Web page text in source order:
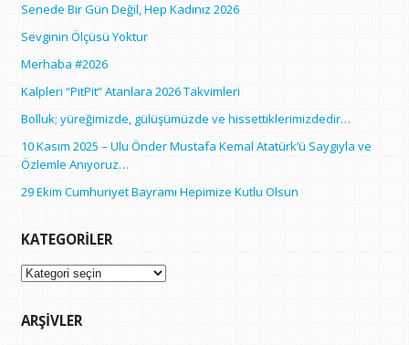
Senede Bir Gün Değil, Hep Kadınız 2026
Sevginin Ölçüsü Yoktur
Merhaba #2026
Kalpleri “PitPit” Atanlara 2026 Takvimleri
Bolluk; yüreğimizde, gülüşümüzde ve hissettiklerimizdedir…
10 Kasım 2025 – Ulu Önder Mustafa Kemal Atatürk’ü Saygıyla ve
Özlemle Anıyoruz…
29 Ekim Cumhuriyet Bayramı Hepimize Kutlu Olsun
KATEGORILER
Kategoriler
ARŞIVLER